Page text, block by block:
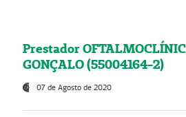
Prestador
GONÇALO (55004164-2)
07 de Agosto de 2020